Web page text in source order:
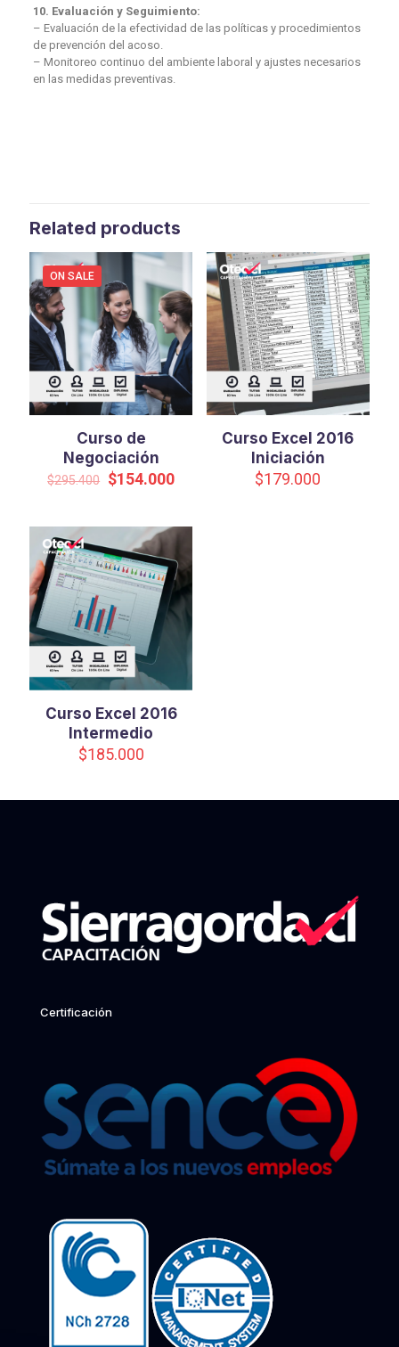
10. Evaluación y Seguimiento:
– Evaluación de la efectividad de las políticas y procedimientos
de prevención del acoso.
– Monitoreo continuo del ambiente laboral y ajustes necesarios
en las medidas preventivas.
Related products
ON SALE
Curso de
Negociación
$295.400 Original
$295.400.
$154.000Current
$154.000.
Curso Excel 2016
Iniciación
$179.000
Curso Excel 2016
Intermedio
$185.000
Certificación